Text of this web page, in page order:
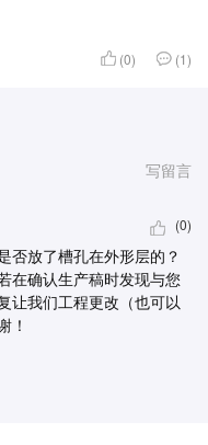
(0) (1)
写留言
(0)
否放了槽孔在外形层的？
在确认生产稿时发现与您
让我们工程更改（也可以
！